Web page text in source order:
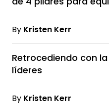
By Kristen Kerr
Retrocediendo con
líderes
By Kristen Kerr